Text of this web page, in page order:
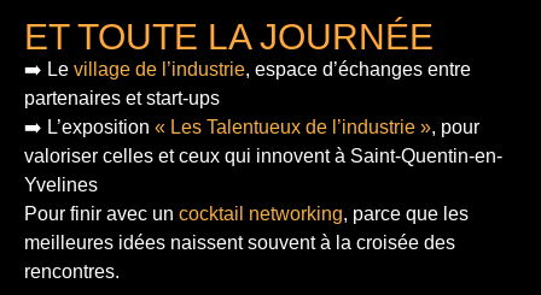
ET TOUTE LA JOURNÉE
➡️ Le village de l’industrie, espace d’échanges entre
partenaires et start-ups
➡️ L’exposition « Les Talentueux de l’industrie », pour
valoriser celles et ceux qui innovent à Saint-Quentin-en-
Yvelines
Pour finir avec un cocktail networking, parce que les
meilleures idées naissent souvent à la croisée des
rencontres.